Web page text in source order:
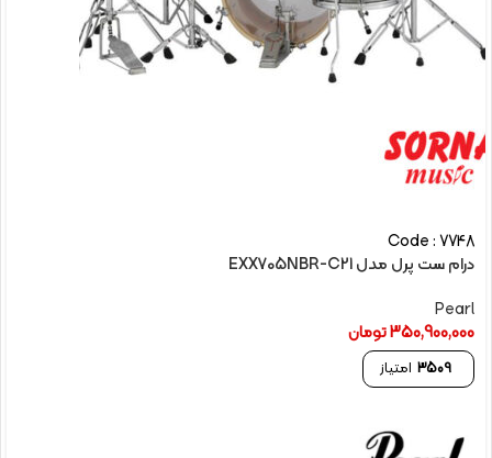
Code : 7748
درام ست پرل مدل EXX705NBR-C21
Pearl
350,900,000تومان
3509 امتیاز